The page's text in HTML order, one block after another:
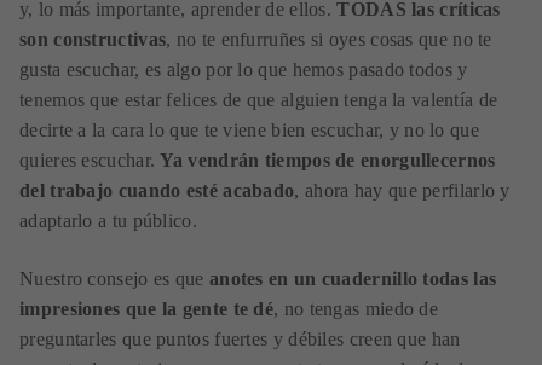
y, lo más importante, aprender de ellos.TODAS las críticas
son constructivas, no te enfurruñes si oyes cosas que no te
gusta escuchar, es algo por lo que hemos pasado todos y
tenemos que estar felices de que alguien tenga la valentía de
decirte a la cara lo que te viene bien escuchar, y no lo que
quieres escuchar.Ya vendrán tiempos de enorgullecernos
del trabajo cuando esté acabado, ahora hay que perfilarlo y
adaptarlo a tu público.
Nuestro consejo es que anotes en un cuadernillo todas las
impresiones que la gente te dé, no tengas miedo de
preguntarles que puntos fuertes y débiles creen que han